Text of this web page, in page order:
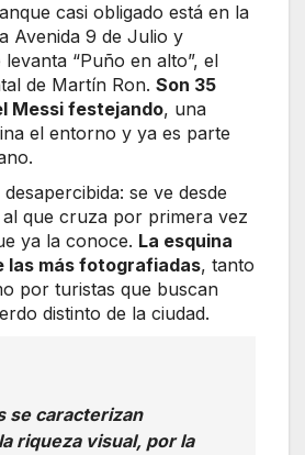
casi obligado está en la
Avenida 9 de Julio y
“Puño en alto”, el
de Martín Ron. Son 35
Messi festejando, una
el entorno y ya es parte
se ve desde
que cruza por primera vez
ya la conoce. La esquina
las más fotografiadas, tanto
por turistas que buscan
distinto de la ciudad.
se caracterizan
riqueza visual, por la